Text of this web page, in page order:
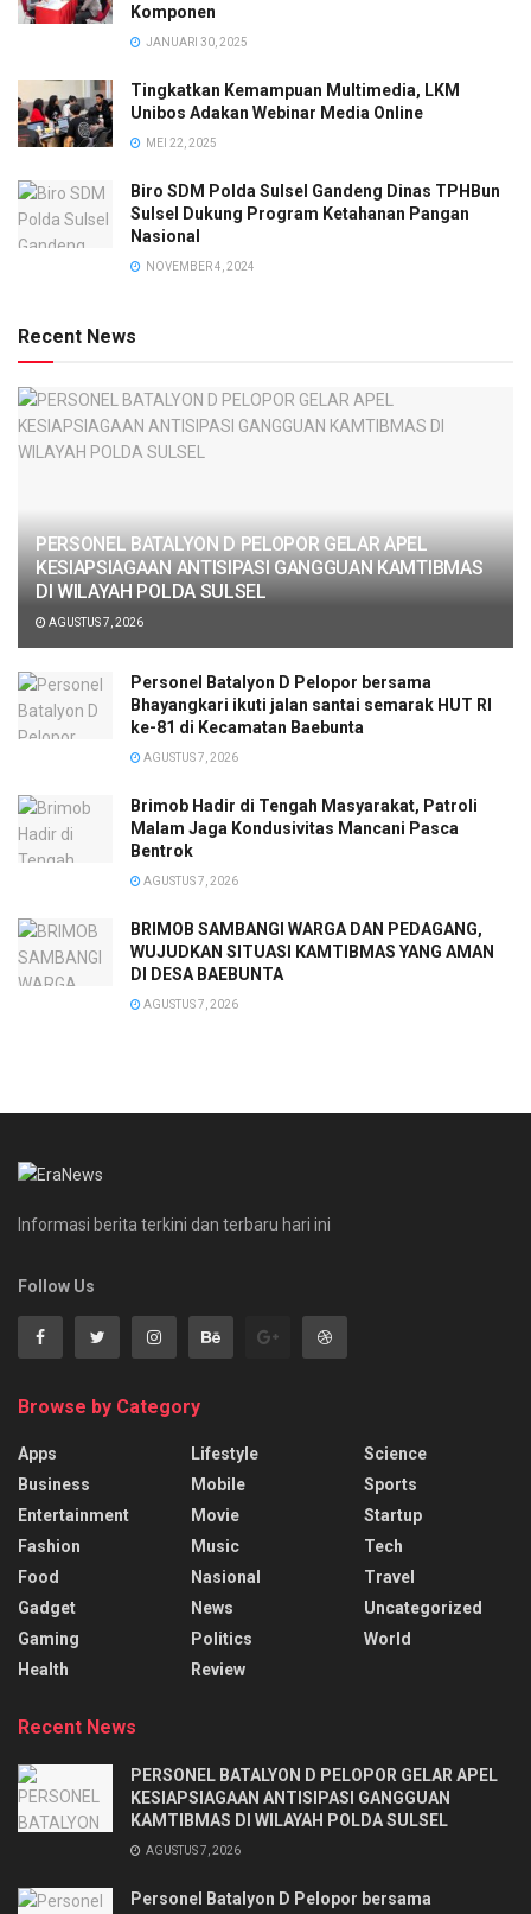
Komponen
JANUARI 30, 2025
Tingkatkan Kemampuan Multimedia, LKM
Unibos Adakan Webinar Media Online
MEI 22, 2025
Biro SDM Polda Sulsel Gandeng Dinas TPHBun
Sulsel Dukung Program Ketahanan Pangan
Nasional
NOVEMBER 4, 2024
Recent News
PERSONEL BATALYON D PELOPOR GELAR APEL
KESIAPSIAGAAN ANTISIPASI GANGGUAN KAMTIBMAS
DI WILAYAH POLDA SULSEL
AGUSTUS 7, 2026
Personel Batalyon D Pelopor bersama
Bhayangkari ikuti jalan santai semarak HUT RI
ke-81 di Kecamatan Baebunta
AGUSTUS 7, 2026
Brimob Hadir di Tengah Masyarakat, Patroli
Malam Jaga Kondusivitas Mancani Pasca
Bentrok
AGUSTUS 7, 2026
BRIMOB SAMBANGI WARGA DAN PEDAGANG,
WUJUDKAN SITUASI KAMTIBMAS YANG AMAN
DI DESA BAEBUNTA
AGUSTUS 7, 2026
Informasi berita terkini dan terbaru hari ini
Follow Us
Browse by Category
Apps
Business
Entertainment
Fashion
Food
Gadget
Gaming
Health
Lifestyle
Mobile
Movie
Music
Nasional
News
Politics
Review
Science
Sports
Startup
Tech
Travel
Uncategorized
World
Recent News
PERSONEL BATALYON D PELOPOR GELAR APEL
KESIAPSIAGAAN ANTISIPASI GANGGUAN
KAMTIBMAS DI WILAYAH POLDA SULSEL
AGUSTUS 7, 2026
Personel Batalyon D Pelopor bersama